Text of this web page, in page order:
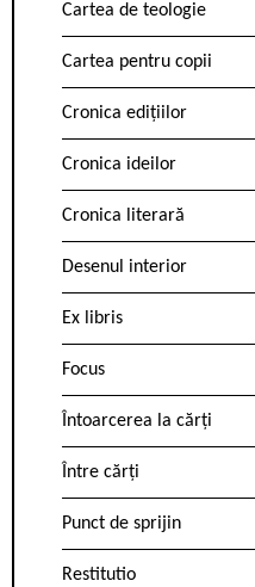
Cartea de teologie
Cartea pentru copii
Cronica edițiilor
Cronica ideilor
Cronica literară
Desenul interior
Ex libris
Focus
Întoarcerea la cărți
Între cărți
Punct de sprijin
Restitutio